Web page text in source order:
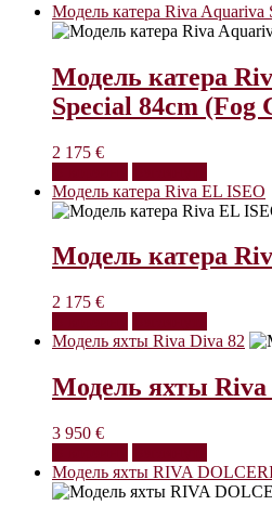
Модель катера Riva Aquariva
Модель катера
Special 84cm (Fog
2 175 €
Модель катера Riva EL ISEO
Модель катера
2 175 €
Модель яхты Riva Diva 82
Модель яхты Riva
3 950 €
Модель яхты RIVA